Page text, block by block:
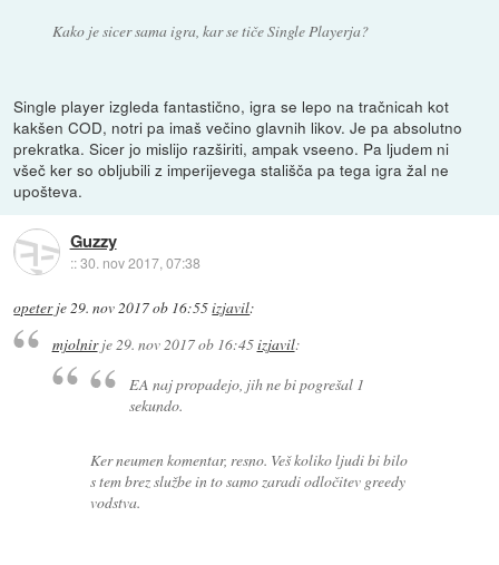
Kako je sicer sama igra, kar se tiče Single Playerja?
Single player izgleda fantastično, igra se lepo na tračnicah kot
kakšen COD, notri pa imaš večino glavnih likov. Je pa absolutno
prekratka. Sicer jo mislijo razširiti, ampak vseeno. Pa ljudem ni
všeč ker so obljubili z imperijevega stališča pa tega igra žal ne
upošteva.
Guzzy
::30. nov 2017, 07:38
opeterje 29. nov 2017 ob 16:55izjavil:
mjolnirje29. nov 2017 ob 16:45izjavil:
EA naj propadejo, jih ne bi pogrešal 1
sekundo.
Ker neumen komentar, resno. Veš koliko ljudi bi bilo
s tem brez službe in to samo zaradi odločitev greedy
vodstva.